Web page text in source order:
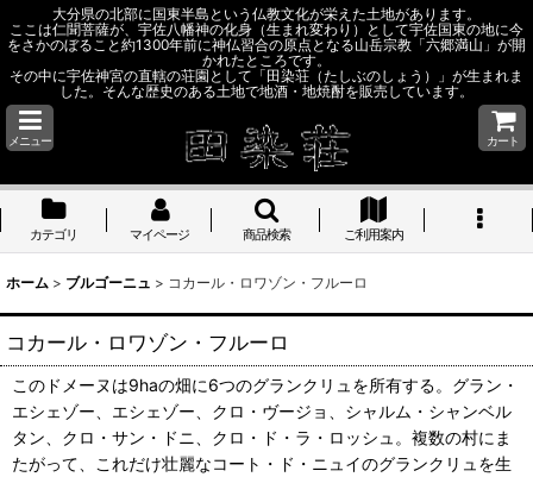
大分県の北部に国東半島という仏教文化が栄えた土地があります。
ここは仁聞菩薩が、宇佐八幡神の化身（生まれ変わり）として宇佐国東の地に今
をさかのぼること約1300年前に神仏習合の原点となる山岳宗教「六郷満山」が開
かれたところです。
その中に宇佐神宮の直轄の荘園として「田染荘（たしぶのしょう）」が生まれま
した。そんな歴史のある土地で地酒・地焼酎を販売しています。
メニュー カート
カテゴリ マイページ 商品検索 ご利用案内
ホーム > ブルゴーニュ > コカール・ロワゾン・フルーロ
コカール・ロワゾン・フルーロ
このドメーヌは9haの畑に6つのグランクリュを所有する。グラン・
エシェゾー、エシェゾー、クロ・ヴージョ、シャルム・シャンベル
タン、クロ・サン・ドニ、クロ・ド・ラ・ロッシュ。複数の村にま
たがって、これだけ壮麗なコート・ド・ニュイのグランクリュを生